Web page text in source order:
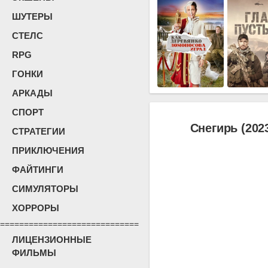
ШУТЕРЫ
СТЕЛС
RPG
ГОНКИ
АРКАДЫ
СПОРТ
СТРАТЕГИИ
ПРИКЛЮЧЕНИЯ
ФАЙТИНГИ
СИМУЛЯТОРЫ
ХОРРОРЫ
=============================
ЛИЦЕНЗИОННЫЕ
ФИЛЬМЫ
Снегирь